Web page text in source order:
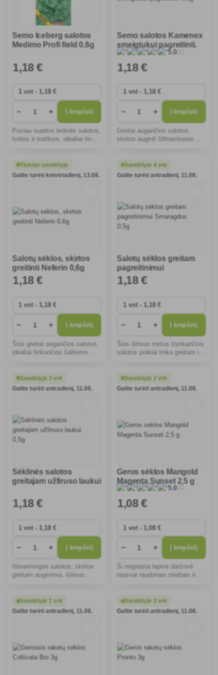
Semo Iceberg salotos
Medimo Profi field 0,6g
1,18 €
− + Į krepšelį
Pusiau suartos ledinės salotos,
tvirtos ir traškios, idealiai tinka
užaugina gausų derlių įvairaus
lygio daržininkams.
Semo salotos Kamenex
smeigtukui pagreitinti.
0,6g
5.0(1)
1,18 €
− + Į krepšelį
Greitai augančios salotos,
skirtos auginti šiltnamiuose
puikiai tinka pradedantiesiems.
Traškūs, sultingi lapai.
Tiekėjo sandėlyje
Galite turėti ketvirtadienį, 13.08.
Salotų sėklos, skirtos
greitinti Neferin 0,6g
1,18 €
− + Į krepšelį
Šios greitai augančios salotos,
idealiai tinkančios šaltiems
skonio galvutes, tinkančias
šviežiam maistui, salotoms ir
Sandėlyje 4 vnt
Galite turėti antradienį, 11.08.
Salotų sėklos greitam
pagreitinimui
Smaragdus 0,5g
1,18 €
− + Į krepšelį
Šios ištisus metus trunkančios
salotos puikiai tinka greitam ir
galvutės pasižymi gaiviu
skoniu ir yra atsparios ligoms,
todėl tinka net pradedan
Sandėlyje 3 vnt
Galite turėti antradienį, 11.08.
Sėklinės salotos
greitajam užfiruso laukui
1,18 €
− + Į krepšelį
Ištvermingos salotos, skirtos
greitam auginimui, ištisus
auginti šiltnamiuose ir lauke,
pasižymi greitu augimu ir
Sandėlyje 2 vnt
Galite turėti antradienį, 11.08.
Geros sėklos Mangold
Magenta Sunset 2,5 g
5.0(1)
1,08 €
− + Į krepšelį
Ši neįprasta lapinė daržovė
rausvai raudonais stiebais ir
idealiai tinka auginti sode arba
konteineriuose. Mėgaukitės
Sandėlyje 1 vnt
Galite turėti antradienį, 11.08.
Sandėlyje 3 vnt
Galite turėti antradienį, 11.08.